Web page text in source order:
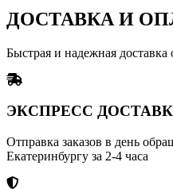
ДОСТАВКА И
Быстрая и надежная доставка
ЭКСПРЕСС
Отправка заказов в день
Екатеринбургу за 2-4 часа